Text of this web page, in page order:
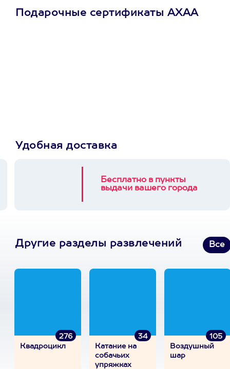
Подарочные сертификаты АХАА
Удобная доставка
Бесплатно в пункты
выдачи вашего города
Другие разделы развлечений Все
276
Квадроцикл
34
Катание на
собачьих
упряжках
105
Воздушный
шар